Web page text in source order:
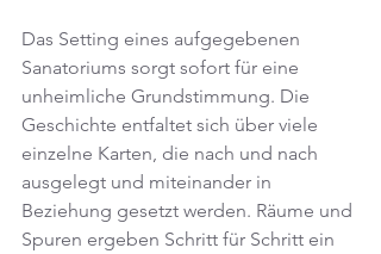
Das Setting eines aufgegebenen
Sanatoriums sorgt sofort für eine
unheimliche Grundstimmung. Die
Geschichte entfaltet sich über viele
einzelne Karten, die nach und nach
ausgelegt und miteinander in
Beziehung gesetzt werden. Räume und
Spuren ergeben Schritt für Schritt ein